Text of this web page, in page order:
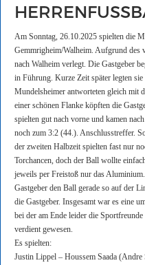
Am Sonntag, 26.10.2025 spielten die
Gemmrigheim/Walheim. Aufgrund des
nach Walheim verlegt. Die Gastgeber
in Führung. Kurze Zeit später legten
Mundelsheimer antworteten gleich mit
einer schönen Flanke köpften die
spielten gut nach vorne und kamen
noch zum 3:2 (44.). Anschlusstreffer.
der zweiten Halbzeit spielten fast nur
Torchancen, doch der Ball wollte
jeweils per Freistoß nur das
Gastgeber den Ball gerade so auf der
die Gastgeber. Insgesamt war es eine
bei der am Ende leider die
verdient gewesen.
Es spielten:
Justin Lippel – Houssem Saada